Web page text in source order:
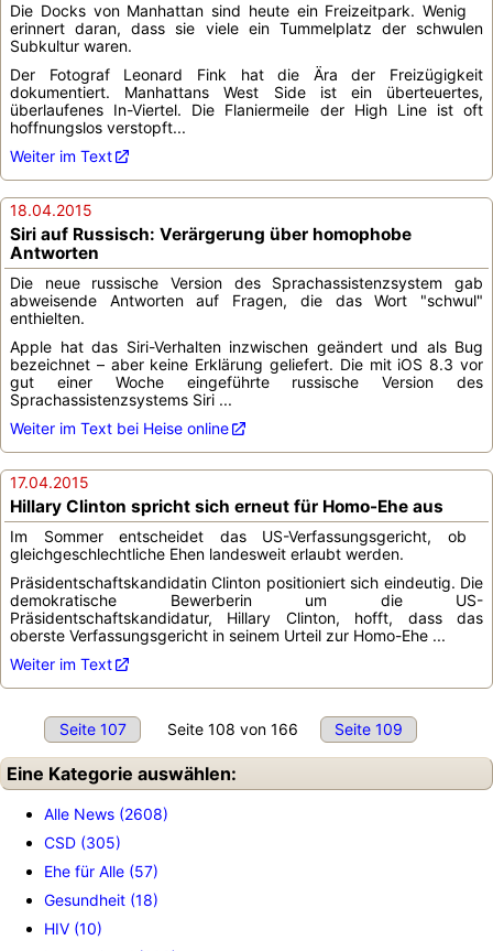
Die Docks von Manhattan sind heute ein Freizeitpark. Wenig
erinnert daran, dass sie viele ein Tummelplatz der schwulen
Subkultur waren.
Der Fotograf Leonard Fink hat die Ära der Freizügigkeit
dokumentiert. Manhattans West Side ist ein überteuertes,
überlaufenes In-Viertel. Die Flaniermeile der High Line ist oft
hoffnungslos verstopft...
Weiter im Text
18.04.2015
Siri auf Russisch: Verärgerung über homophobe
Antworten
Die neue russische Version des Sprachassistenzsystem gab
abweisende Antworten auf Fragen, die das Wort "schwul"
enthielten.
Apple hat das Siri-Verhalten inzwischen geändert und als Bug
bezeichnet – aber keine Erklärung geliefert. Die mit iOS 8.3 vor
gut einer Woche eingeführte russische Version des
Sprachassistenzsystems Siri ...
Weiter im Text bei Heise online
17.04.2015
Hillary Clinton spricht sich erneut für Homo-Ehe aus
Im Sommer entscheidet das US-Verfassungsgericht, ob
gleichgeschlechtliche Ehen landesweit erlaubt werden.
Präsidentschaftskandidatin Clinton positioniert sich eindeutig. Die
demokratische Bewerberin um die US-
Präsidentschaftskandidatur, Hillary Clinton, hofft, dass das
oberste Verfassungsgericht in seinem Urteil zur Homo-Ehe ...
Weiter im Text
Seite 107 Seite 108 von 166 Seite 109
Eine Kategorie auswählen:
Alle News (2608)
CSD (305)
Ehe für Alle (57)
Gesundheit (18)
HIV (10)